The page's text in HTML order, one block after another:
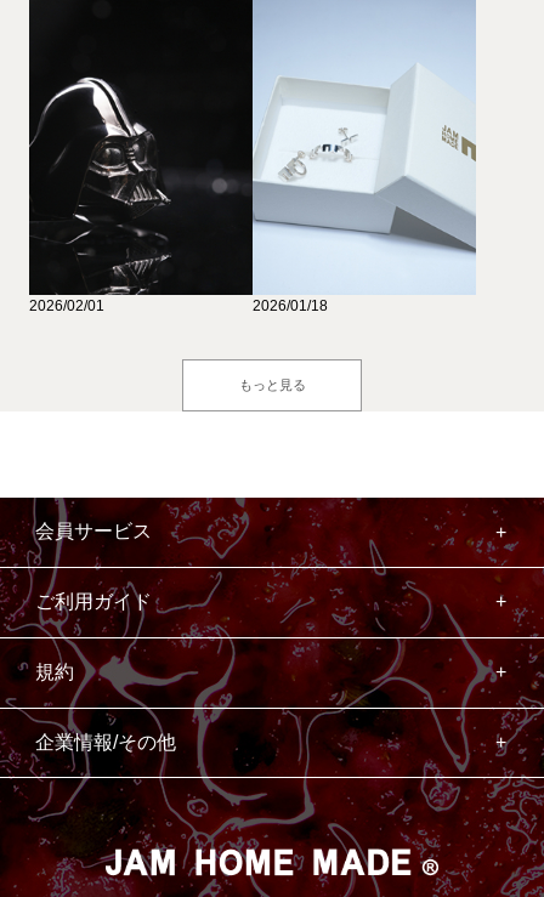
2026/02/01 2026/01/18
もっと見る
会員サービス
ご利用ガイド
規約
企業情報/その他